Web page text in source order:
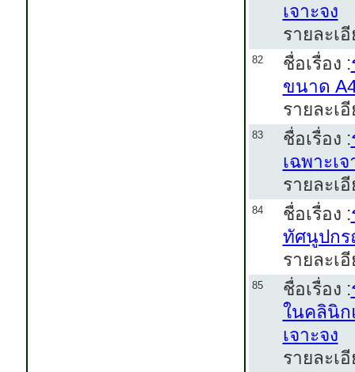
เจาะจง
รายละเ
82 ชื่อเรื่อง :
ขนาด
รายละเ
83 ชื่อเรื่อง :
เฉพาะเจ
รายละเ
84 ชื่อเรื่อง :
ทัศนูปกร
รายละเ
85 ชื่อเรื่อง :
ในคลินิก
เจาะจง
รายละเ